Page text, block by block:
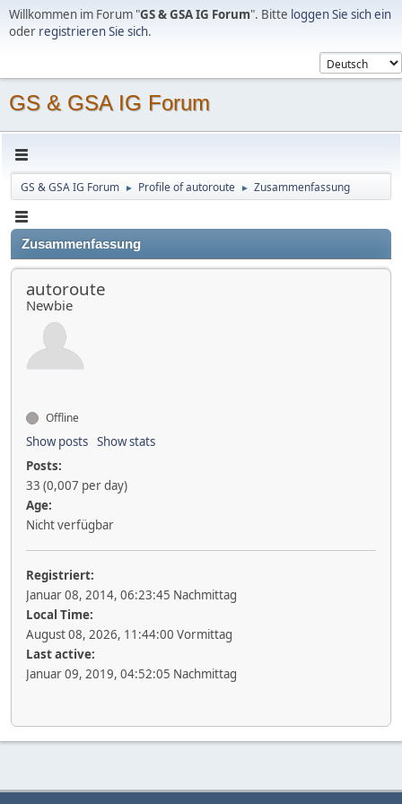
Willkommen im Forum "GS & GSA IG Forum". Bitte loggen Sie sich ein
oder registrieren Sie sich.
GS & GSA IG Forum
GS & GSA IG Forum ► Profile of autoroute ► Zusammenfassung
Zusammenfassung
autoroute
Newbie
Offline
Show posts Show stats
Posts:
33 (0,007 per day)
Age:
Nicht verfügbar
Registriert:
Januar 08, 2014, 06:23:45 Nachmittag
Local Time:
August 08, 2026, 11:44:00 Vormittag
Last active:
Januar 09, 2019, 04:52:05 Nachmittag